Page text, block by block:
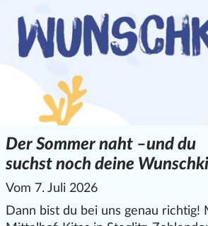
Der Sommer naht –und du
suchst noch deine
Vom 7. Juli 2026
Dann bist du bei uns genau richtig!